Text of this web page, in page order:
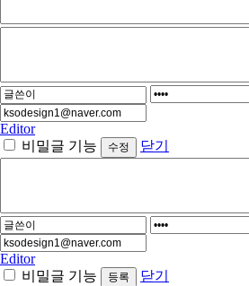
Editor
비밀글 기능
닫기
Editor
비밀글 기능
닫기